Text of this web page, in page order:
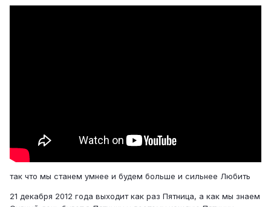
так что мы станем умнее и будем больше и сильнее Любить
21 декабря 2012 года выходит как раз Пятница, а как мы знаем